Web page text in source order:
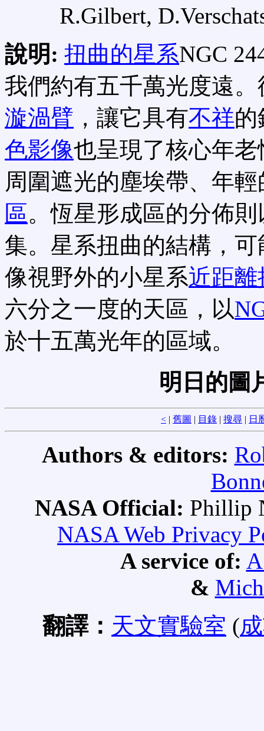
R.Gilbert,
說明: 扭曲的星系NGC
我們約有五千萬光度遠
漩渦臂 ，讓它具有不祥的
色影像也呈現了核心年
周圍遮光的塵埃帶、年
區。恆星形成區的分佈
集。星系扭曲的結構，
像視野外的小星系近距離
六分之一度的天區，以
於十五萬光年的區域。
明日的圖
< | 舊圖 | 目錄 | 搜尋 | 日
Authors & editors:
NASA Official: Phillip
NASA Web Privacy
A service of:
&
翻譯： 天文實驗室 (